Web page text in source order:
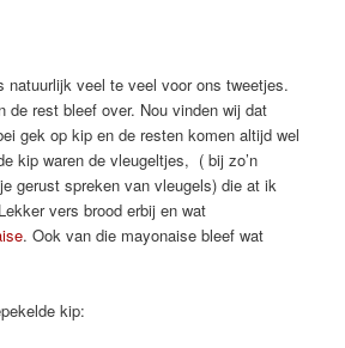
natuurlijk veel te veel voor ons tweetjes.
de rest bleef over. Nou vinden wij dat
gek op kip en de resten komen altijd wel
kip waren de vleugeltjes, ( bij zo’n
gerust spreken van vleugels) die at ik
vers brood erbij en wat
. Ook van die mayonaise bleef wat
kip: